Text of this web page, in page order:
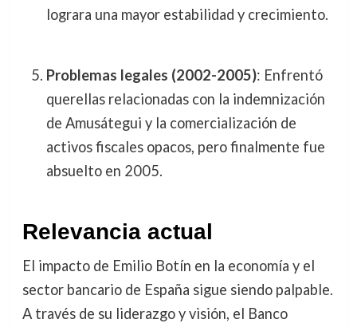
lograra una mayor estabilidad y crecimiento.
Problemas legales (2002-2005): Enfrentó
querellas relacionadas con la indemnización
de Amusátegui y la comercialización de
activos fiscales opacos, pero finalmente fue
absuelto en 2005.
Relevancia actual
El impacto de Emilio Botín en la economía y el
sector bancario de España sigue siendo palpable.
A través de su liderazgo y visión, el Banco